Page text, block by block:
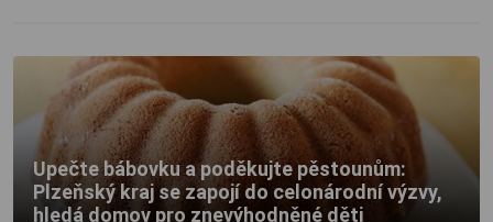
Upečte bábovku a poděkujte pěstounům:
Plzeňský kraj se zapojí do celonárodní výzvy,
hledá domov pro znevýhodněné děti